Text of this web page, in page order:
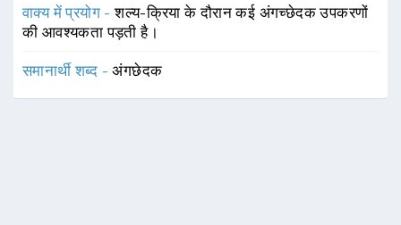
वाक्य में प्रयोग -शल्य-क्रिया के दौरान कई अंगच्छेदक उपकरणों
की आवश्यकता पड़ती है।
समानार्थी शब्द -अंगछेदक